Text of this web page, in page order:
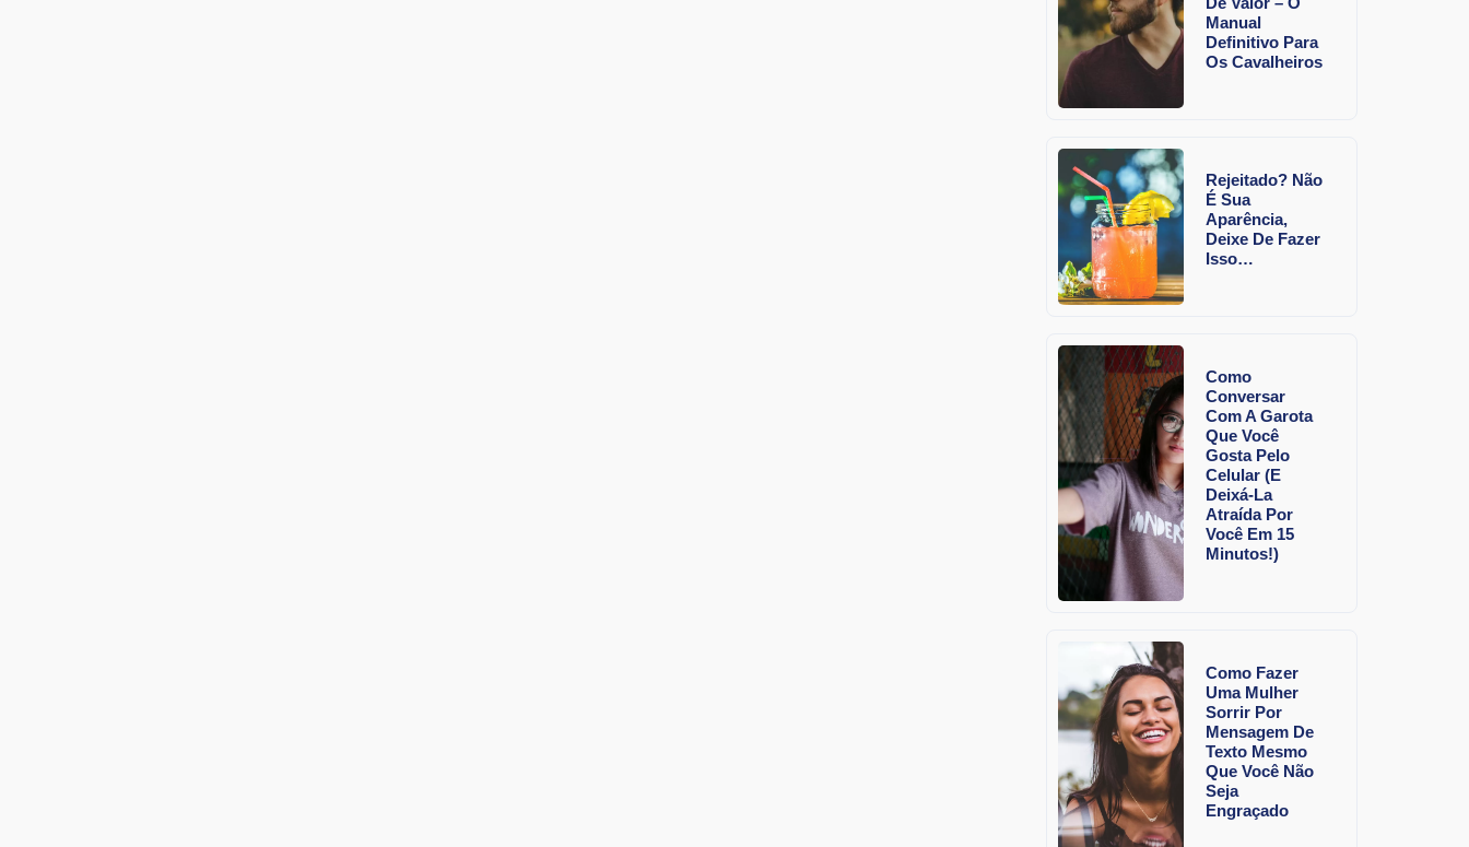
Manual
Definitivo Para
Os Cavalheiros
Rejeitado? Não
É Sua
Aparência,
Deixe De Fazer
Isso…
Como
Conversar
Com A Garota
Que Você
Gosta Pelo
Celular (E
Deixá-La
Atraída Por
Você Em 15
Minutos!)
Como Fazer
Uma Mulher
Sorrir Por
Mensagem De
Texto Mesmo
Que Você Não
Seja
Engraçado